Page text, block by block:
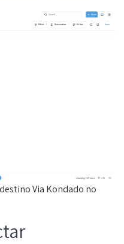
Via Kondado no